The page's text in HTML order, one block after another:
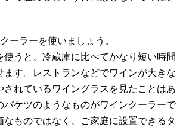
ーラーを使いましょう。
使うと、冷蔵庫に比べてかなり短い時間
ます。レストランなどでワインが大きな
されているワイングラスを見たことはあ
バケツのようなものがワインクーラーで
なものではなく、ご家庭に設置できるタ